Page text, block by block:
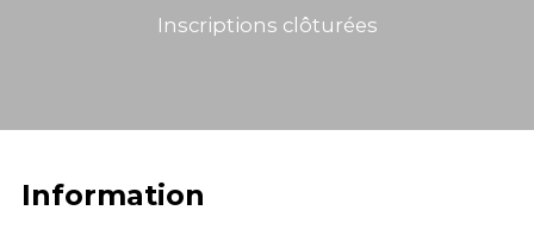
Inscriptions clôturées
Information